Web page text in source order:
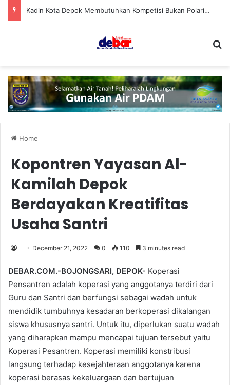
Kadin Kota Depok Membutuhkan Kompetisi Bukan Polarisasi
Home
Kopontren Yayasan Al-
Kamilah Depok
Berdayakan Kreatifitas
Usaha Santri
December 21, 2022 0 110 3 minutes read
DEBAR.COM.-BOJONGSARI, DEPOK- Koperasi
Pensantren adalah koperasi yang anggotanya terdiri dari
Guru dan Santri dan berfungsi sebagai wadah untuk
mendidik tumbuhnya kesadaran berkoperasi dikalangan
siswa khususnya santri. Untuk itu, diperlukan suatu wadah
yang diharapkan mampu mencapai tujuan tersebut yaitu
Koperasi Pesantren. Koperasi memiliki konstribusi
langsung terhadap kesejahteraan anggotanya karena
koperasi berasas kekeluargaan dan bertujuan